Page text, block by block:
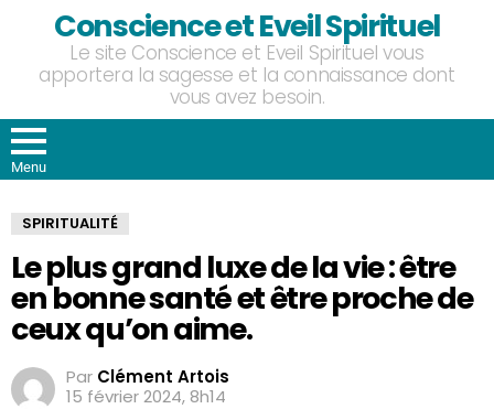
Conscience et Eveil Spirituel
Le site Conscience et Eveil Spirituel vous
apportera la sagesse et la connaissance dont
vous avez besoin.
Menu
SPIRITUALITÉ
Le plus grand luxe de la vie : être
en bonne santé et être proche de
ceux qu’on aime.
Par Clément Artois
15 février 2024, 8h14